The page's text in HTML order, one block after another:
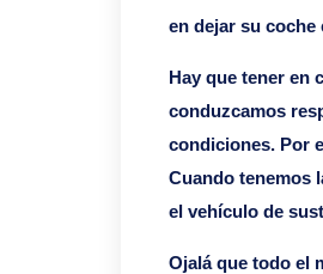
en dejar su coche
Hay que tener en
conduzcamos
condiciones. Por
Cuando tenemos
el vehículo de
Ojalá que todo el